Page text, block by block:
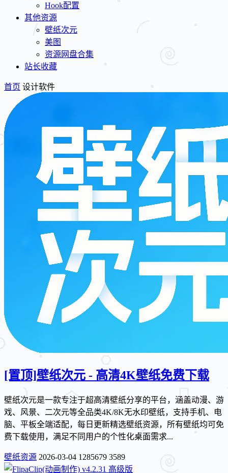
Hook配置
其他资源
壁纸次元
美图
资源网盘合集
站长收藏
首页 设计软件
[置顶]壁纸次元 - 高清4K壁纸免费下载
壁纸次元是一款专注于超高清壁纸分享的平台，涵盖动漫、游
戏、风景、二次元等全品类4K/8K无水印壁纸，支持手机、电
脑、平板全端适配，每日更新精选壁纸资源，所有壁纸均可免
费下载使用，满足不同用户的个性化桌面需求...
壁纸资源 2026-03-04 1285679 3589